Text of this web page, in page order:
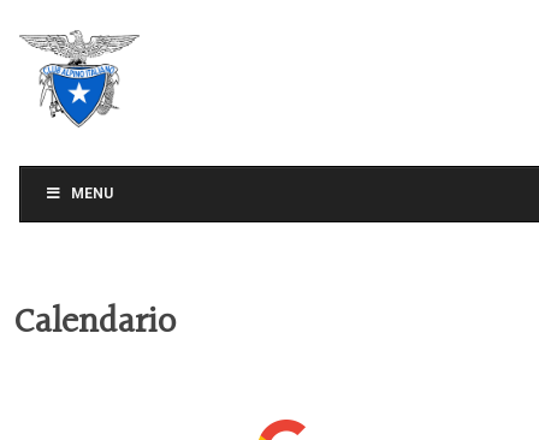
MENU
Calendario